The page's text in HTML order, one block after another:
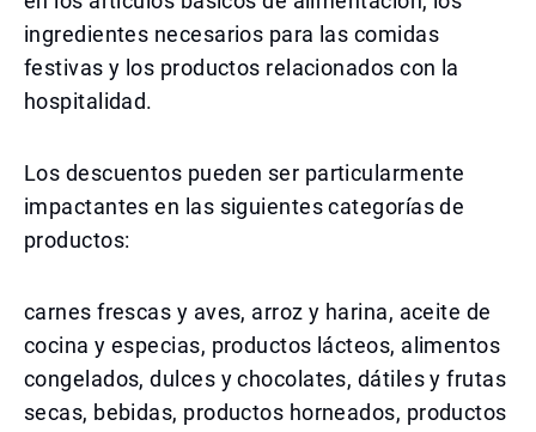
ingredientes necesarios para las comidas
festivas y los productos relacionados con la
hospitalidad.
Los descuentos pueden ser particularmente
impactantes en las siguientes categorías de
productos:
carnes frescas y aves, arroz y harina, aceite de
cocina y especias, productos lácteos, alimentos
congelados, dulces y chocolates, dátiles y frutas
secas, bebidas, productos horneados, productos